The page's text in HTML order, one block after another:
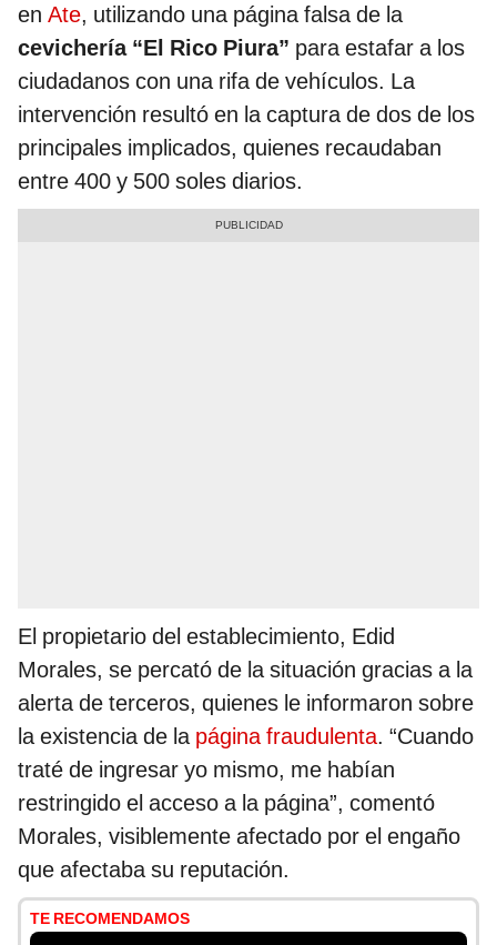
en Ate, utilizando una página falsa de la
cevichería “El Rico Piura” para estafar a los
ciudadanos con una rifa de vehículos. La
intervención resultó en la captura de dos de los
principales implicados, quienes recaudaban
entre 400 y 500 soles diarios.
El propietario del establecimiento, Edid
Morales, se percató de la situación gracias a la
alerta de terceros, quienes le informaron sobre
la existencia de lapágina fraudulenta. “Cuando
traté de ingresar yo mismo, me habían
restringido el acceso a la página”, comentó
Morales, visiblemente afectado por el engaño
que afectaba su reputación.
TE RECOMENDAMOS